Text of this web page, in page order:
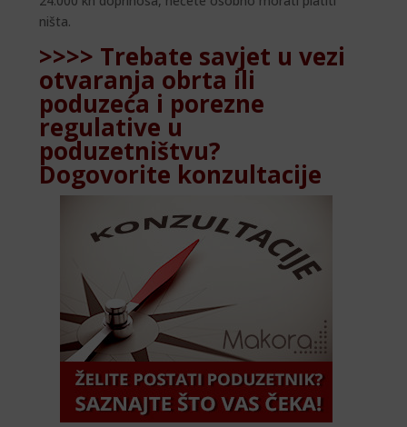
ništa.
>>>> Trebate savjet u vezi
otvaranja obrta ili
poduzeća i porezne
regulative u
poduzetništvu?
Dogovorite konzultacije